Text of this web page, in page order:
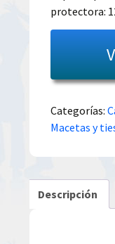
protectora:
Categorías:
Macetas y
Descripción